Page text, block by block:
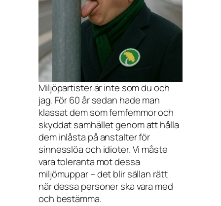
Miljöpartister är inte som du och
jag. För 60 år sedan hade man
klassat dem som femfemmor och
skyddat samhället genom att hålla
dem inlåsta på anstalter för
sinnesslöa och idioter. Vi måste
vara toleranta mot dessa
miljömuppar – det blir sällan rätt
när dessa personer ska vara med
och bestämma.